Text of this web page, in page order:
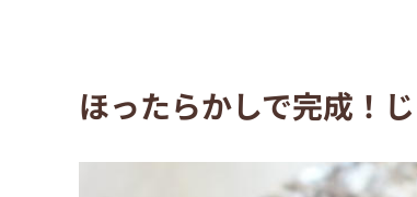
ほったらかしで完成！